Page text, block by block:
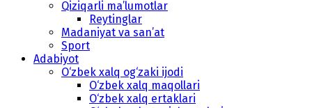
Qiziqarli ma’lumotlar
Reytinglar
Madaniyat va san’at
Sport
Adabiyot
O‘zbek xalq og‘zaki ijodi
O‘zbek xalq maqollari
O‘zbek xalq ertaklari